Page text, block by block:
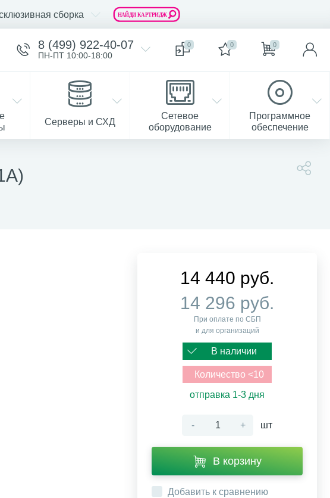
сборка
8 (499) 922-40-07
ПН-ПТ 10:00-18:00
0 0 0
Серверы и СХД
Сетевое
оборудование
Программное
обеспечение
14 440 руб.
14 296 руб.
При оплате по СБП
и для организаций
В наличии
Количество <10
отправка 1-3 дня
- + шт
В корзину
Добавить к сравнению